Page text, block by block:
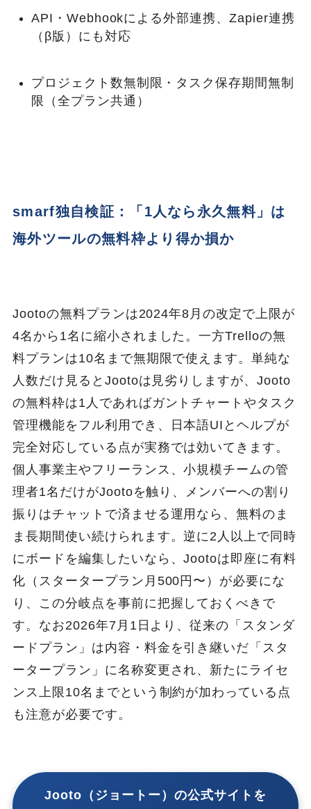
API・Webhookによる外部連携、Zapier連携
（β版）にも対応
プロジェクト数無制限・タスク保存期間無制
限（全プラン共通）
smarf独自検証：「1人なら永久無料」は
海外ツールの無料枠より得か損か
Jootoの無料プランは2024年8月の改定で上限が
4名から1名に縮小されました。一方Trelloの無
料プランは10名まで無期限で使えます。単純な
人数だけ見るとJootoは見劣りしますが、Jooto
の無料枠は1人であればガントチャートやタスク
管理機能をフル利用でき、日本語UIとヘルプが
完全対応している点が実務では効いてきます。
個人事業主やフリーランス、小規模チームの管
理者1名だけがJootoを触り、メンバーへの割り
振りはチャットで済ませる運用なら、無料のま
ま長期間使い続けられます。逆に2人以上で同時
にボードを編集したいなら、Jootoは即座に有料
化（スタータープラン月500円〜）が必要にな
り、この分岐点を事前に把握しておくべきで
す。なお2026年7月1日より、従来の「スタンダ
ードプラン」は内容・料金を引き継いだ「スタ
ータープラン」に名称変更され、新たにライセ
ンス上限10名までという制約が加わっている点
も注意が必要です。
Jooto（ジョートー）の公式サイトを